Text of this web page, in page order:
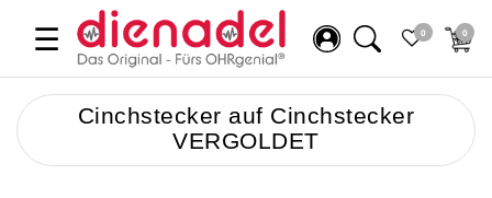
☰ 0 0
Cinchstecker auf Cinchstecker
VERGOLDET